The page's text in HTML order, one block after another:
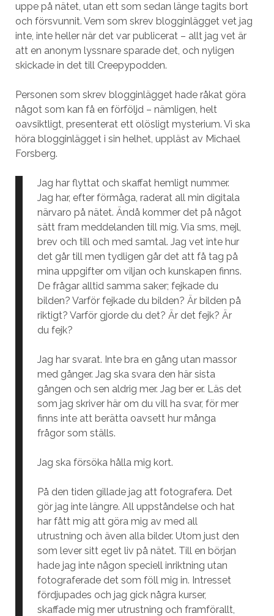
uppe på nätet, utan ett som sedan länge tagits bort
och försvunnit. Vem som skrev blogginlägget vet jag
inte, inte heller när det var publicerat – allt jag vet är
att en anonym lyssnare sparade det, och nyligen
skickade in det till Creepypodden.
Personen som skrev blogginlägget hade råkat göra
något som kan få en förföljd – nämligen, helt
oavsiktligt, presenterat ett olösligt mysterium. Vi ska
höra blogginlägget i sin helhet, uppläst av Michael
Forsberg.
Jag har flyttat och skaffat hemligt nummer.
Jag har, efter förmåga, raderat all min digitala
närvaro på nätet. Ändå kommer det på något
sätt fram meddelanden till mig. Via sms, mejl,
brev och till och med samtal. Jag vet inte hur
det går till men tydligen går det att få tag på
mina uppgifter om viljan och kunskapen finns.
De frågar alltid samma saker; fejkade du
bilden? Varför fejkade du bilden? Är bilden på
riktigt? Varför gjorde du det? Är det fejk? Är
du fejk?
Jag har svarat. Inte bra en gång utan massor
med gånger. Jag ska svara den här sista
gången och sen aldrig mer. Jag ber er. Läs det
som jag skriver här om du vill ha svar, för mer
finns inte att berätta oavsett hur många
frågor som ställs.
Jag ska försöka hålla mig kort.
På den tiden gillade jag att fotografera. Det
gör jag inte längre. All uppståndelse och hat
har fått mig att göra mig av med all
utrustning och även alla bilder. Utom just den
som lever sitt eget liv på nätet. Till en början
hade jag inte någon speciell inriktning utan
fotograferade det som föll mig in. Intresset
fördjupades och jag gick några kurser,
skaffade mig mer utrustning och framförallt,